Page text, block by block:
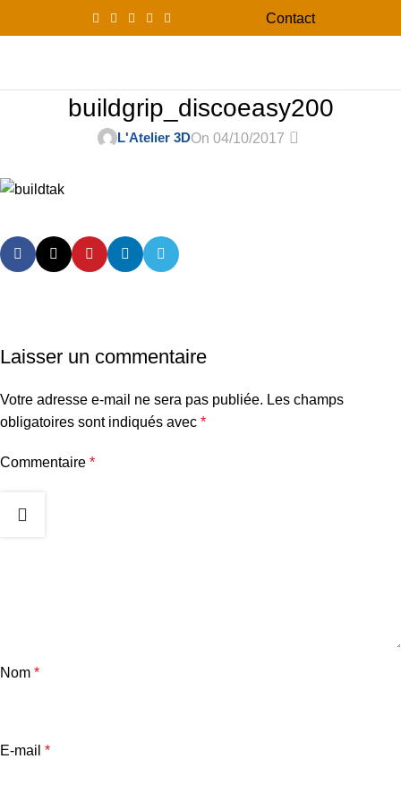
Contact
buildgrip_discoeasy200
L'Atelier 3DOn 04/10/2017 0
Laisser un commentaire
Votre adresse e-mail ne sera pas publiée. Les champs
obligatoires sont indiqués avec *
Commentaire *
Nom *
E-mail *